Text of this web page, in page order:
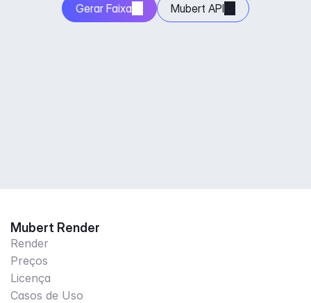
Gerar Faixa Mubert API
Mubert Render
Render
Preços
Licença
Casos de Uso